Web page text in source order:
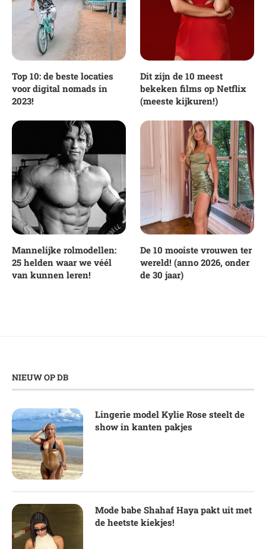
Top 10: de beste locaties
voor digital nomads in
2023!
Dit zijn de 10 meest
bekeken films op Netflix
(meeste kijkuren!)
Mannelijke rolmodellen:
25 helden waar we véél
van kunnen leren!
De 10 mooiste vrouwen ter
wereld! (anno 2026, onder
de 30 jaar)
NIEUW OP DB
Lingerie model Kylie Rose steelt de
show in kanten pakjes
Mode babe Shahaf Haya pakt uit met
de heetste kiekjes!